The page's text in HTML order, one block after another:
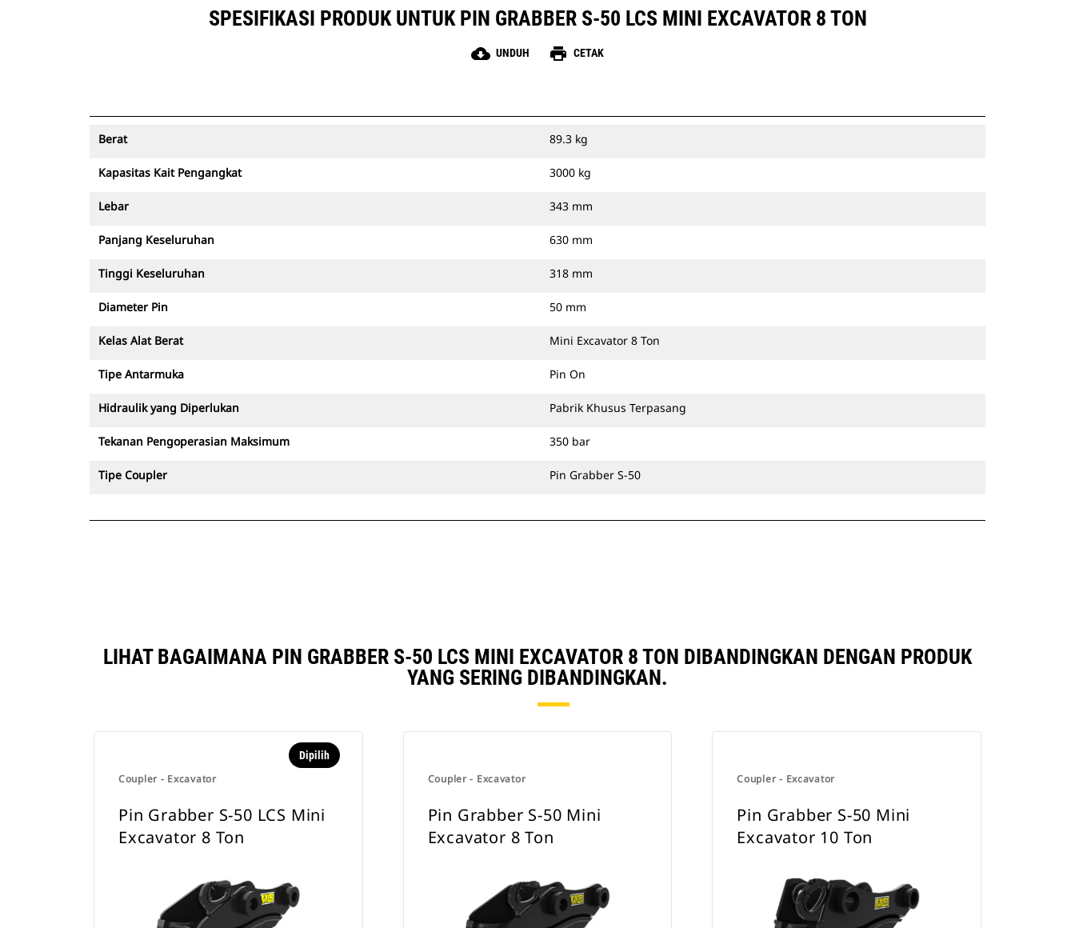
SPESIFIKASI PRODUK UNTUK PIN GRABBER S-50 LCS MINI EXCAVATOR 8 TON
cloud_download UNDUH print CETAK
Berat 89.3 kg
Kapasitas Kait Pengangkat 3000 kg
Lebar 343 mm
Panjang Keseluruhan 630 mm
Tinggi Keseluruhan 318 mm
Diameter Pin 50 mm
Kelas Alat Berat Mini Excavator 8 Ton
Tipe Antarmuka Pin On
Hidraulik yang Diperlukan Pabrik Khusus Terpasang
Tekanan Pengoperasian Maksimum 350 bar
Tipe Coupler Pin Grabber S-50
LIHAT BAGAIMANA PIN GRABBER S-50 LCS MINI EXCAVATOR 8 TON DIBANDINGKAN DENGAN PRODUK
YANG SERING DIBANDINGKAN.
Coupler - Excavator
Dipilih
Pin Grabber S-50 LCS Mini
Excavator 8 Ton
Coupler - Excavator
Pin Grabber S-50 Mini
Excavator 8 Ton
Coupler - Excavator
Pin Grabber S-50 Mini
Excavator 10 Ton